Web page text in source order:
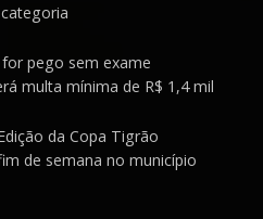
pego sem exame
multa mínima de R$ 1,4 mil
da Copa Tigrão
de semana no município